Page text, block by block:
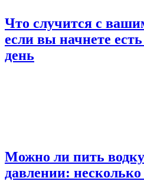
Что случится с
если вы начнете
день
Можно ли пить
давлении: